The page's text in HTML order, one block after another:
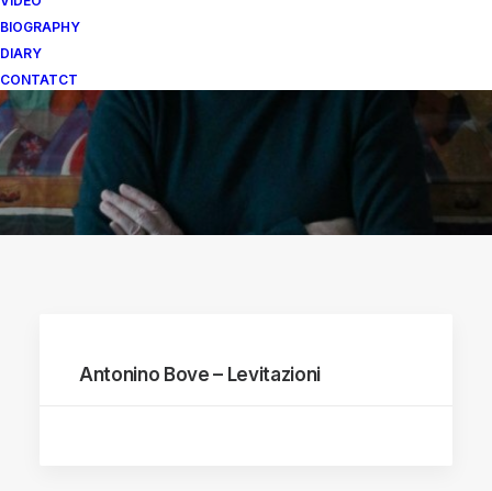
BIOGRAPHY
DIARY
CONTATCT
Antonino Bove – Levitazioni